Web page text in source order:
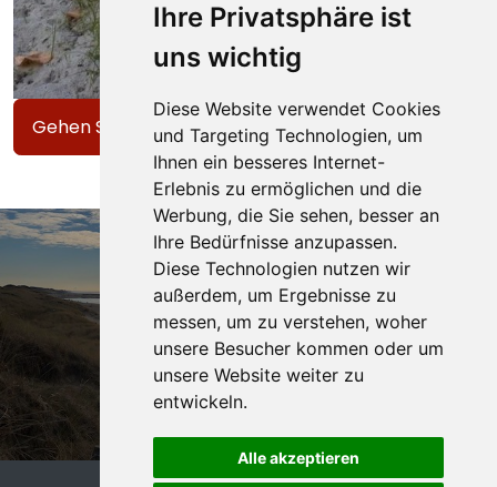
Ihre Privatsphäre ist
uns wichtig
Diese Website verwendet Cookies
und Targeting Technologien, um
Ihnen ein besseres Internet-
Erlebnis zu ermöglichen und die
Werbung, die Sie sehen, besser an
Ihre Bedürfnisse anzupassen.
Diese Technologien nutzen wir
außerdem, um Ergebnisse zu
messen, um zu verstehen, woher
unsere Besucher kommen oder um
unsere Website weiter zu
entwickeln.
Alle akzeptieren
Gehen Sie zurück zu allen Artikeln
Interesse in onze
vakantiewoning?
Bekijk beschikbaarheid